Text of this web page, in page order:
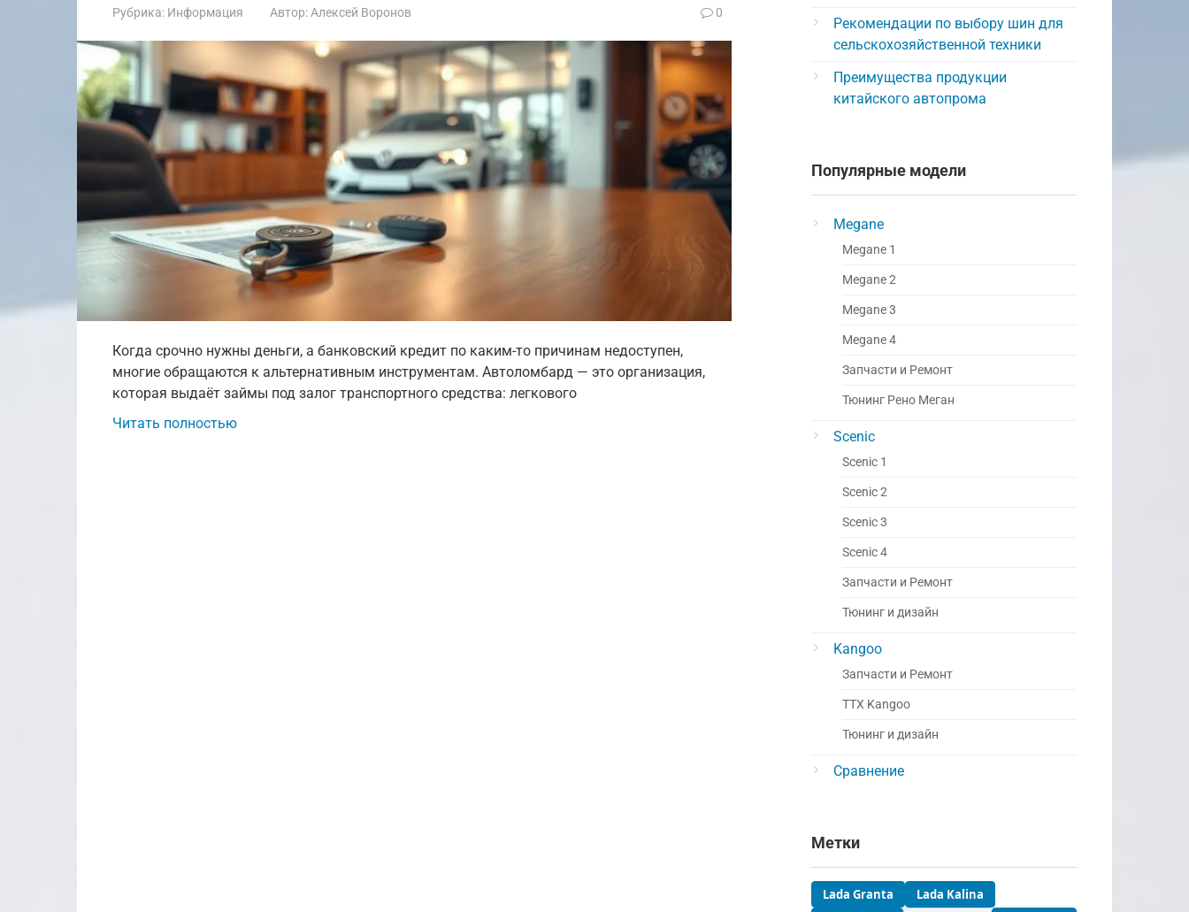
Рубрика: Информация Автор: Алексей Воронов 0
Когда срочно нужны деньги, а банковский кредит по каким-то причинам недоступен,
многие обращаются к альтернативным инструментам. Автоломбард — это организация,
которая выдаёт займы под залог транспортного средства: легкового
Читать полностью
Рекомендации по выбору шин для
сельскохозяйственной техники
Преимущества продукции
китайского автопрома
Популярные модели
Megane
Megane 1
Megane 2
Megane 3
Megane 4
Запчасти и Ремонт
Тюнинг Рено Меган
Scenic
Scenic 1
Scenic 2
Scenic 3
Scenic 4
Запчасти и Ремонт
Тюнинг и дизайн
Kangoo
Запчасти и Ремонт
ТТХ Kangoo
Тюнинг и дизайн
Сравнение
Метки
Lada Granta
Lada Kalina